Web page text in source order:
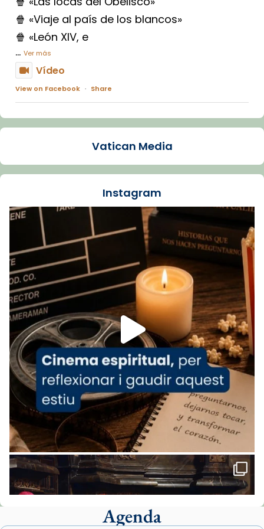
🍿 «Viaje al país de los blancos»
🍿 «León XIV, e
... Ver más
Vídeo
View on Facebook · Share
Arquebisbat de Barcelona
La Carmina va patir depressió. Fa gairebé
dos mesos, a l'Estadi Lluís Companys, la
Recupera l'entrevista comp
Vatican
tican News 👇
www.vaticannews.va/es/iglesia/news/2026-
07/carmina-historia-depresion-papa-viaje-
espana-testimoni...
Foto
View on Facebook · Share
Arquebisbat de Barcelona
1 week ago
«Avui les santes Juliana i Semproniana ens
ajuden a alçar la mirada»
Mons. Sergi Gordo, bisbe de Tortosa, ha
presidit aquest 27 de juliol la missa de Les
Santes de Mataró.
🔗tinyurl.com/cvu5jmbk
📸 J. Merino
Vatican Media
Instagram
Agenda